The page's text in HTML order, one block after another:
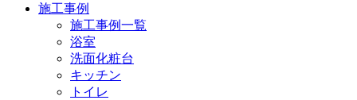
施工事例
施工事例一覧
浴室
洗面化粧台
キッチン
トイレ